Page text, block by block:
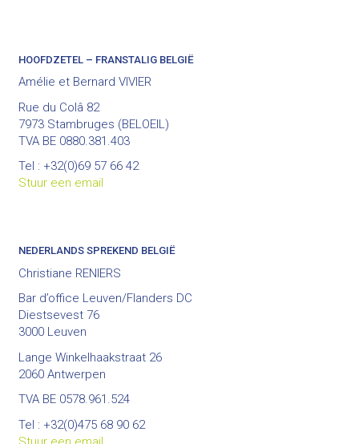
HOOFDZETEL – FRANSTALIG BELGIË
Amélie et Bernard VIVIER
Rue du Colâ 82
7973 Stambruges (BELOEIL)
TVA BE 0880.381.403
Tel : +32(0)69 57 66 42
Stuur een email
NEDERLANDS SPREKEND BELGIË
Christiane RENIERS
Bar d’office Leuven/Flanders DC
Diestsevest 76
3000 Leuven
Lange Winkelhaakstraat 26
2060 Antwerpen
TVA BE 0578.961.524
Tel : +32(0)475 68 90 62